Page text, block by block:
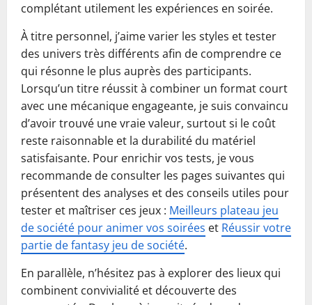
complétant utilement les expériences en soirée.
À titre personnel, j’aime varier les styles et tester
des univers très différents afin de comprendre ce
qui résonne le plus auprès des participants.
Lorsqu’un titre réussit à combiner un format court
avec une mécanique engageante, je suis convaincu
d’avoir trouvé une vraie valeur, surtout si le coût
reste raisonnable et la durabilité du matériel
satisfaisante. Pour enrichir vos tests, je vous
recommande de consulter les pages suivantes qui
présentent des analyses et des conseils utiles pour
tester et maîtriser ces jeux : Meilleurs plateau jeu
de société pour animer vos soirées et Réussir votre
partie de fantasy jeu de société.
En parallèle, n’hésitez pas à explorer des lieux qui
combinent convivialité et découverte des